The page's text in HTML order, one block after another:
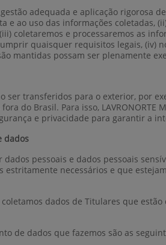
adequada e aplicação rigorosa
e ao uso das informações coletadas,
coletaremos e processaremos as
quaisquer requisitos legais, (iv)
mantidas possam ser plenamente
transferidos para o exterior, por
do Brasil. Para isso,
e privacidade para garantir a
dados
dados pessoais e dados pessoais
necessários e que
dados de Titulares que
de dados que fazemos são as